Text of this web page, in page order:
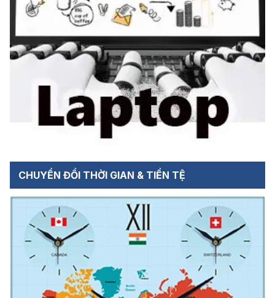
CHUYỂN ĐỔI THỜI GIAN & TIỀN TỆ